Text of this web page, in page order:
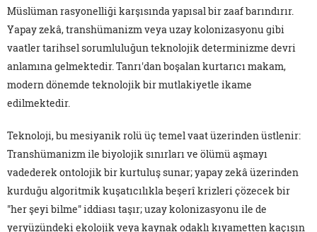
Müslüman rasyonelliği karşısında yapısal bir zaaf barındırır.
Yapay zekâ, transhümanizm veya uzay kolonizasyonu gibi
vaatler tarihsel sorumluluğun teknolojik determinizme devri
anlamına gelmektedir. Tanrı'dan boşalan kurtarıcı makam,
modern dönemde teknolojik bir mutlakiyetle ikame
edilmektedir.
Teknoloji, bu mesiyanik rolü üç temel vaat üzerinden üstlenir:
Transhümanizm ile biyolojik sınırları ve ölümü aşmayı
vadederek ontolojik bir kurtuluş sunar; yapay zekâ üzerinden
kurduğu algoritmik kuşatıcılıkla beşerî krizleri çözecek bir
"her şeyi bilme" iddiası taşır; uzay kolonizasyonu ile de
yeryüzündeki ekolojik veya kaynak odaklı kıyametten kaçışın